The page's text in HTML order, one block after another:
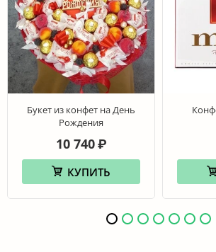
Букет из конфет на День
Рождения
10 740 ₽
КУПИТЬ